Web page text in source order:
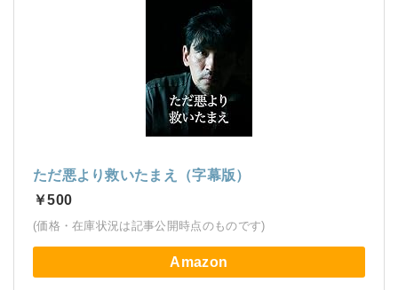
ただ悪より救いたまえ（字幕版）
￥500
(価格・在庫状況は記事公開時点のものです)
Amazon